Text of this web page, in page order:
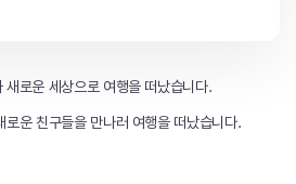
로운 세상으로 여행을 떠났습니다.
로운 친구들을 만나러 여행을 떠났습니다.